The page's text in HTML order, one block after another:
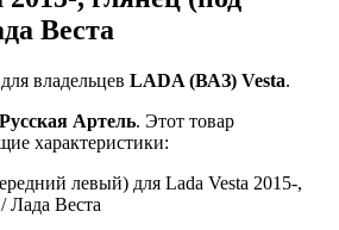
Веста
владельцев LADA (ВАЗ) Vesta.
Русская Артель. Этот товар
характеристики:
левый) для Lada Vesta 2015-,
Лада Веста